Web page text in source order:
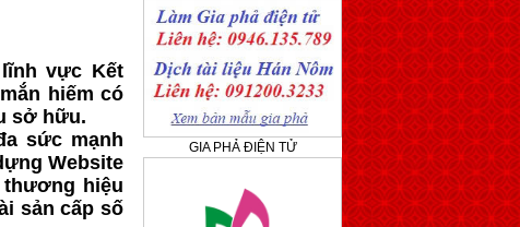
vực Kết
hiếm có
sở hữu.
sức mạnh
Website
hiệu
sản cấp số
GIA PHẢ ĐIỆN TỬ